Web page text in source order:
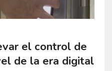
el control de
de la era digital